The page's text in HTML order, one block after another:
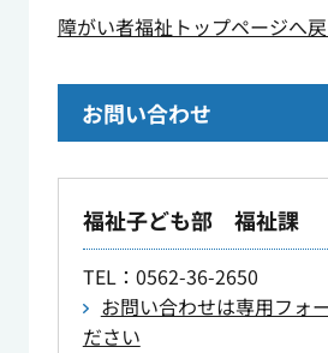
障がい者福祉トップページへ
お問い合わせ
福祉子ども部 福祉課
TEL：0562-36-2650
お問い合わせは専用フォ
ださい